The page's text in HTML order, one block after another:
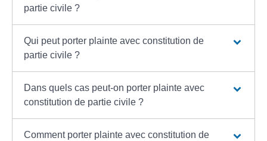
partie civile ?
Qui peut porter plainte avec constitution de
partie civile ?
Dans quels cas peut-on porter plainte avec
constitution de partie civile ?
Comment porter plainte avec constitution de